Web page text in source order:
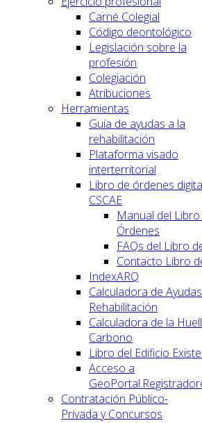
Carné Colegial
Código deontológico
Legislación sobre la
profesión
Colegiación
Atribuciones
Herramientas
Guía de ayudas a la
rehabilitación
Plataforma visado
interterritorial
Libro de órdenes
CSCAE
Manual del Libro
Órdenes
FAQs del Libro
Contacto Libro
IndexARQ
Calculadora de
Rehabilitación
Calculadora de la
Carbono
Libro del Edificio
Acceso a
Contratación Público-
Privada y Concursos